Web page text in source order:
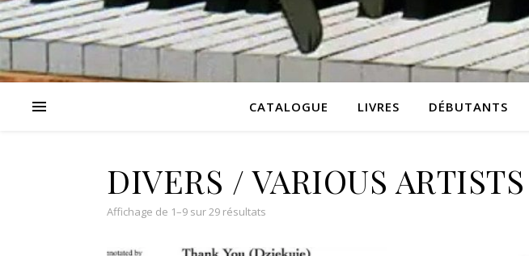
CATALOGUE LIVRES DÉBUTANTS
DIVERS / VARIOUS ARTISTS
Affichage de 1–9 sur 29 résultats